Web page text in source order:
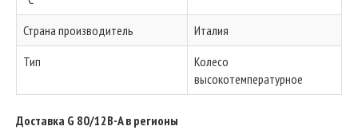
Страна производитель
Италия
Тип
Колесо
высокотемпературное
Доставка G 80/12B-A в регионы